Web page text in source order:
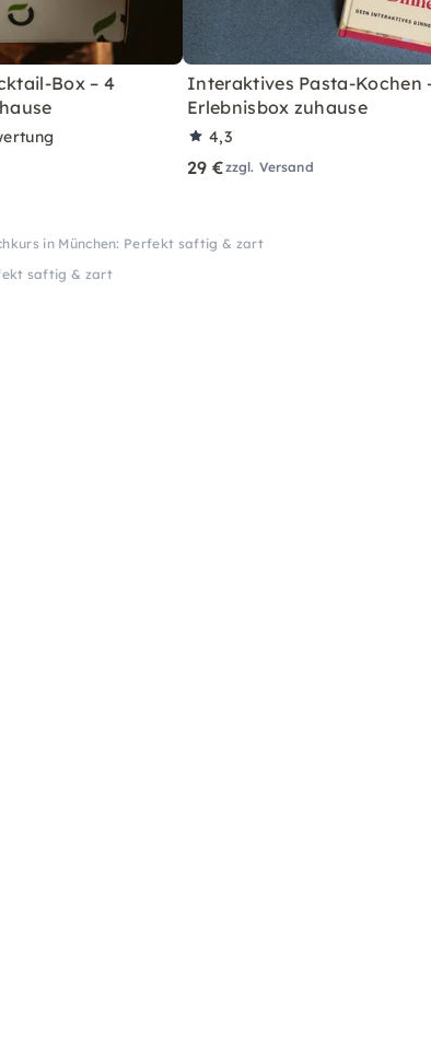
Box – 4
Interaktives Pasta-Kochen
Erlebnisbox zuhause
4,3
29 €zzgl. Versand
in München: Perfekt saftig & zart
saftig & zart